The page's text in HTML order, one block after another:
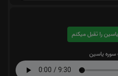
یاسین